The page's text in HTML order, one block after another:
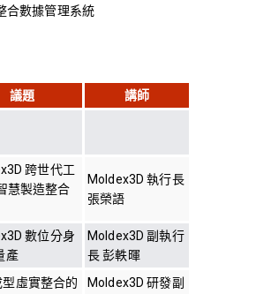
合數據管理系統
議題
講師
跨世代工
慧製造整合
Moldex3D 執行長
張榮語
數位分身
產
Moldex3D 副執行
長 彭軼暉
虛實整合的
Moldex3D 研發副